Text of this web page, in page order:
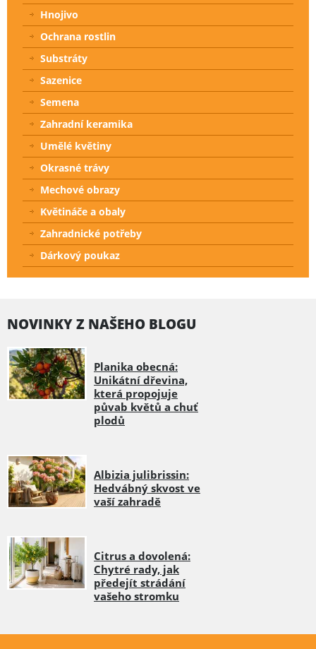
Hnojivo
Ochrana rostlin
Substráty
Sazenice
Semena
Zahradní keramika
Umělé květiny
Okrasné trávy
Mechové obrazy
Květináče a obaly
Zahradnické potřeby
Dárkový poukaz
NOVINKY Z NAŠEHO BLOGU
Planika obecná:
Unikátní dřevina,
která propojuje
půvab květů a chuť
plodů
Albizia julibrissin:
Hedvábný skvost ve
vaší zahradě
Citrus a dovolená:
Chytré rady, jak
předejít strádání
vašeho stromku